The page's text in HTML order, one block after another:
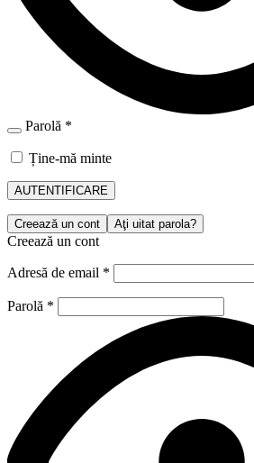
Parolă *
Ține-mă minte
AUTENTIFICARE
Creează un cont Aţi uitat parola?
Creează un cont
Adresă de email *
Parolă *